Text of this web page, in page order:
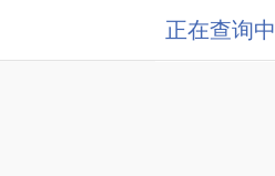
正在查询中